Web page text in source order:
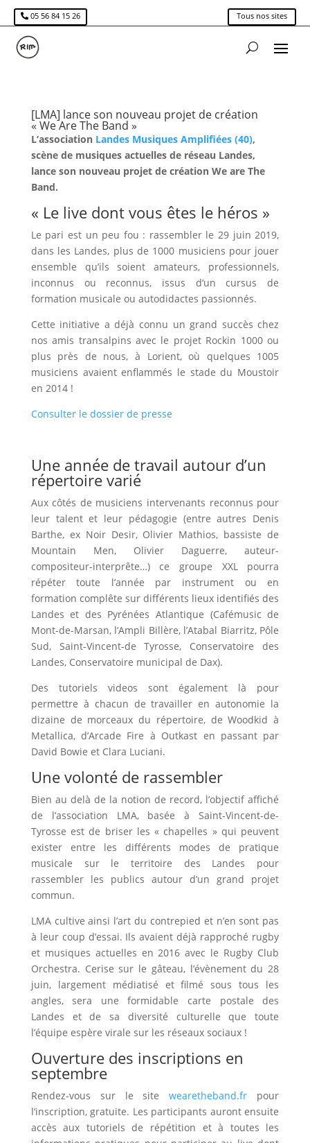
05 56 84 15 26 Tous nos sites
[LMA] lance son nouveau projet de création
« We Are The Band »
L’association Landes Musiques Amplifiées (40),
scène de musiques actuelles de réseau Landes,
lance son nouveau projet de création We are The
Band.
« Le live dont vous êtes le héros »
Le pari est un peu fou : rassembler le 29 juin 2019,
dans les Landes, plus de 1000 musiciens pour jouer
ensemble qu’ils soient amateurs, professionnels,
inconnus ou reconnus, issus d’un cursus de
formation musicale ou autodidactes passionnés.
Cette initiative a déjà connu un grand succès chez
nos amis transalpins avec le projet Rockin 1000 ou
plus près de nous, à Lorient, où quelques 1005
musiciens avaient enflammés le stade du Moustoir
en 2014 !
Consulter le dossier de presse
Une année de travail autour d’un
répertoire varié
Aux côtés de musiciens intervenants reconnus pour
leur talent et leur pédagogie (entre autres Denis
Barthe, ex Noir Desir, Olivier Mathios, bassiste de
Mountain Men, Olivier Daguerre, auteur-
compositeur-interprête…) ce groupe XXL pourra
répéter toute l’année par instrument ou en
formation complête sur différents lieux identifiés des
Landes et des Pyrénées Atlantique (Cafémusic de
Mont-de-Marsan, l’Ampli Billère, l’Atabal Biarritz, Pôle
Sud, Saint-Vincent-de Tyrosse, Conservatoire des
Landes, Conservatoire municipal de Dax).
Des tutoriels videos sont également là pour
permettre à chacun de travailler en autonomie la
dizaine de morceaux du répertoire, de Woodkid à
Metallica, d’Arcade Fire à Outkast en passant par
David Bowie et Clara Luciani.
Une volonté de rassembler
Bien au delà de la notion de record, l’objectif affiché
de l’association LMA, basée à Saint-Vincent-de-
Tyrosse est de briser les « chapelles » qui peuvent
exister entre les différents modes de pratique
musicale sur le territoire des Landes pour
rassembler les publics autour d’un grand projet
commun.
LMA cultive ainsi l’art du contrepied et n’en sont pas
à leur coup d’essai. Ils avaient déjà rapproché rugby
et musiques actuelles en 2016 avec le Rugby Club
Orchestra. Cerise sur le gâteau, l’évènement du 28
juin, largement médiatisé et filmé sous tous les
angles, sera une formidable carte postale des
Landes et de sa diversité culturelle que toute
l’équipe espère virale sur les réseaux sociaux !
Ouverture des inscriptions en
septembre
Rendez-vous sur le sitewearetheband.fr pour
l’inscription, gratuite. Les participants auront ensuite
accès aux tutoriels de répétition et à toutes les